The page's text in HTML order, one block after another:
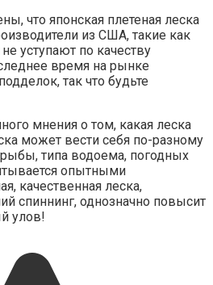
что японская плетеная леска
из США, такие как
уступают по качеству
время на рынке
так что будьте
мнения о том, какая леска
может вести себя по-разному
типа водоема, погодных
опытными
качественная леска,
спиннинг, однозначно повысит
улов!